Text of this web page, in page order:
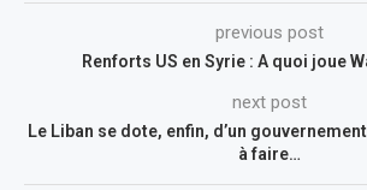
previous post
Renforts US en Syrie : A quoi joue
next post
Le Liban se dote, enfin, d’un
à faire…